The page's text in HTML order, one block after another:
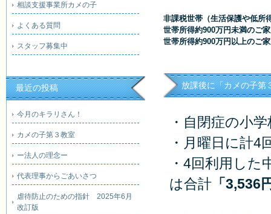
非課税世帯（生活保護や低所
世帯所得約900万円未満のご
世帯所得約900万円以上のご
放課後に「カメの子第
・自閉症の小
・月曜日に計
・4回利用し
は合計 「3,536
相談支援事業所カメの子
よくある質問
スタッフ募集中
最近の投稿
今月のキラリさん！
カメの子第３教室
ー法人の理念ー
代表理事からごあいさつ
虐待防止のための指針 2025年6月
改訂版